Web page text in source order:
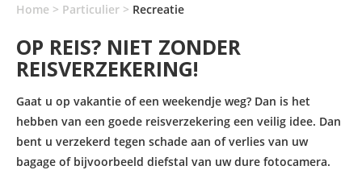
Home > Particulier > Recreatie
OP REIS? NIET ZONDER
REISVERZEKERING!
Gaat u op vakantie of een weekendje weg? Dan is het
hebben van een goede reisverzekering een veilig idee. Dan
bent u verzekerd tegen schade aan of verlies van uw
bagage of bijvoorbeeld diefstal van uw dure fotocamera.